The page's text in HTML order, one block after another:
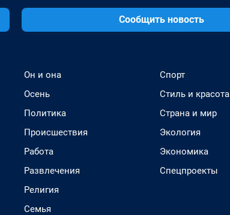
Сообщить новость
Он и она
Осень
Политика
Происшествия
Работа
Развлечения
Религия
Семья
Спорт
Стиль и красота
Страна и мир
Экология
Экономика
Спецпроекты